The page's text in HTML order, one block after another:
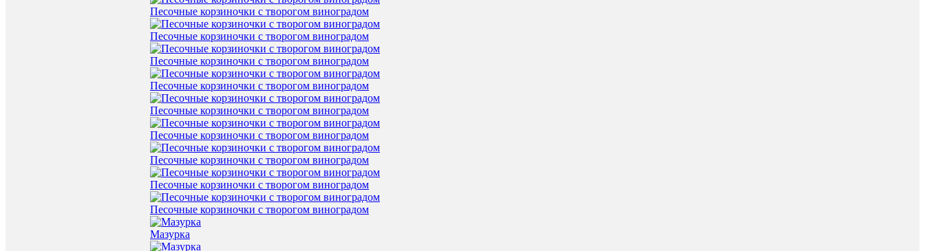
Песочные корзиночки с творогом виноградом
Песочные корзиночки с творогом виноградом
Песочные корзиночки с творогом виноградом
Песочные корзиночки с творогом виноградом
Песочные корзиночки с творогом виноградом
Песочные корзиночки с творогом виноградом
Песочные корзиночки с творогом виноградом
Песочные корзиночки с творогом виноградом
Песочные корзиночки с творогом виноградом
Мазурка